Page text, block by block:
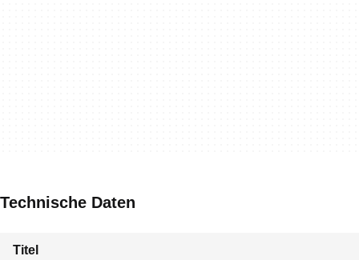
Technische Daten
Titel